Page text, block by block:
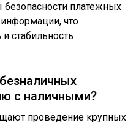
безопасности платежных
что
стабильность
с наличными?
проведение крупных